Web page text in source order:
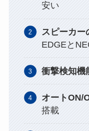
安い
スピーカー
EDGEと
衝撃検知機
オートON/
搭載